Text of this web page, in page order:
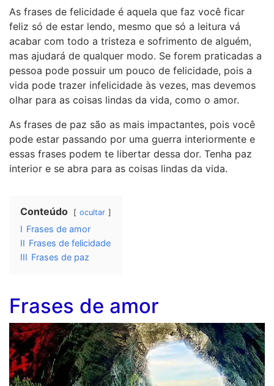
As frases de felicidade é aquela que faz você ficar
feliz só de estar lendo, mesmo que só a leitura vá
acabar com todo a tristeza e sofrimento de alguém,
mas ajudará de qualquer modo. Se forem praticadas a
pessoa pode possuir um pouco de felicidade, pois a
vida pode trazer infelicidade às vezes, mas devemos
olhar para as coisas lindas da vida, como o amor.
As frases de paz são as mais impactantes, pois você
pode estar passando por uma guerra interiormente e
essas frases podem te libertar dessa dor. Tenha paz
interior e se abra para as coisas lindas da vida.
Conteúdo ocultar
I Frases de amor
II Frases de felicidade
III Frases de paz
Frases de amor